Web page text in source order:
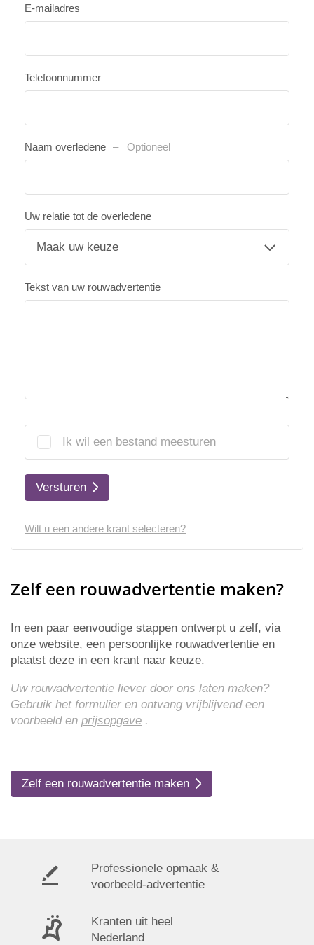
E-mailadres
Telefoonnummer
Naam overledene Optioneel
Uw relatie tot de overledene
Tekst van uw rouwadvertentie
Ik wil een bestand meesturen
Versturen
Wilt u een andere krant selecteren?
Zelf een rouwadvertentie maken?
In een paar eenvoudige stappen ontwerpt u zelf, via
onze website, een persoonlijke rouwadvertentie en
plaatst deze in een krant naar keuze.
Uw rouwadvertentie liever door ons laten maken?
Gebruik het formulier en ontvang vrijblijvend een
voorbeeld en prijsopgave .
Zelf een rouwadvertentie maken
Professionele opmaak &
voorbeeld-advertentie
Kranten uit heel
Nederland